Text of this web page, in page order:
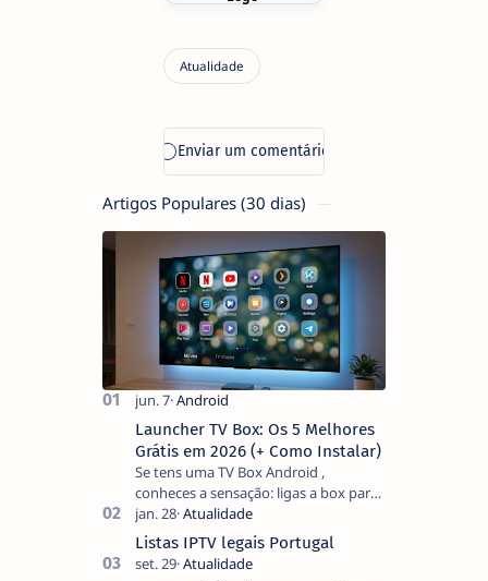
Artigos Populares (30 dias)
Launcher TV Box: Os 5 Melhores
Grátis em 2026 (+ Como Instalar)
Se tens uma TV Box Android ,
conheces a sensação: ligas a box para
ver um filme e o ecrã inicial está
coberto de sugestões que não
pediste, ban…
Listas IPTV legais Portugal